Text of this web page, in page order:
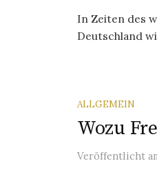
In Zeiten des
Deutschland
ALLGEMEIN
Wozu
Veröffentlicht